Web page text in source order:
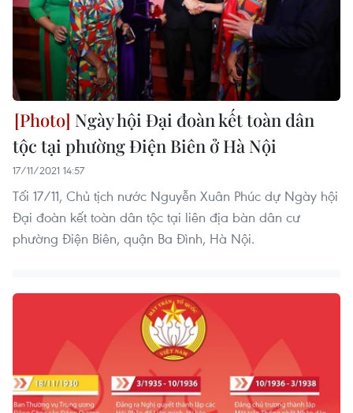
Ngày hội Đại đoàn kết toàn dân
tộc tại phường Điện Biên ở Hà Nội
17/11/2021 14:57
Tối 17/11, Chủ tịch nước Nguyễn Xuân Phúc dự Ngày hội
Đại đoàn kết toàn dân tộc tại liên địa bàn dân cư
phường Điện Biên, quận Ba Đình, Hà Nội.